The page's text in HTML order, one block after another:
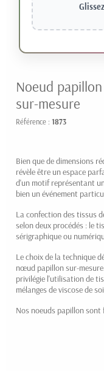
Noeud
sur-mesure
Référence : 1873
Bien que de dimensions
révèle être un espace
d'un motif représentant
bien un événement
La confection des tissus
selon deux procédés : le
sérigraphique ou
Le choix de la technique
nœud papillon sur-
privilégie l'utilisation de
mélanges de viscose de
Nos noeuds papillon sont